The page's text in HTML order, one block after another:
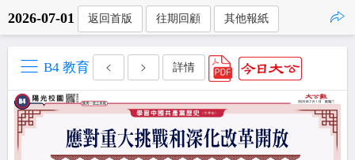
2026-07-01 返回首版 往期回顧 其他報紙
B4 教育 詳情